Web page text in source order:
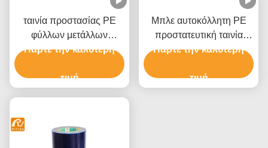
ταινία προστασίας PE
φύλλων μετάλλων
0.05mm μπλε για τη
αργιλίου
Πάρτε την καλύτερη
τιμή
Μπλε αυτοκόλλητη PE
προστατευτική ταινία
παραθύρων ταινιών
Πάρτε την καλύτερη
τιμή